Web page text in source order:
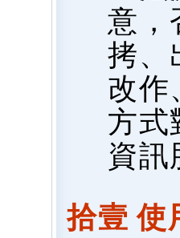
意，
拷、
改作
方式
資訊
拾壹 使